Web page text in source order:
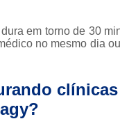
em torno de 30
no mesmo dia